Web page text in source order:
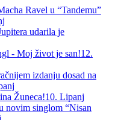
Ravel u “Tandemu”
udarila je
- Moj život je san!12.
izdanju dosad na
Žuneca!10. Lipanj
novim singlom “Nisan